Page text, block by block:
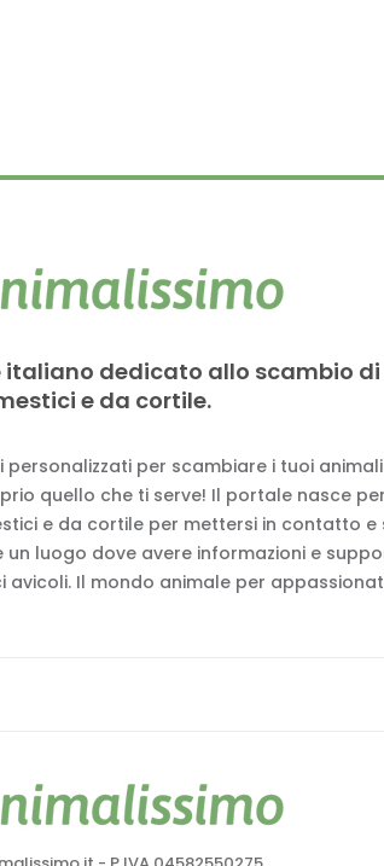
dedicato allo scambio
e da cortile.
per scambiare i tuoi
quello che ti serve! Il portale nasce
e da cortile per mettersi in contatto
luogo dove avere informazioni e
Il mondo animale per